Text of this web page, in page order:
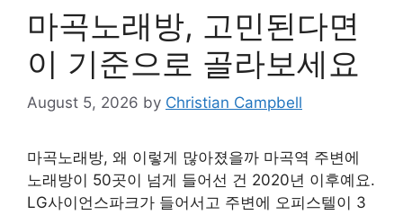
마곡노래방, 고민된다면
이 기준으로 골라보세요
August 5, 2026 by Christian Campbell
마곡노래방, 왜 이렇게 많아졌을까 마곡역 주변에
노래방이 50곳이 넘게 들어선 건 2020년 이후예요.
LG사이언스파크가 들어서고 주변에 오피스텔이 3